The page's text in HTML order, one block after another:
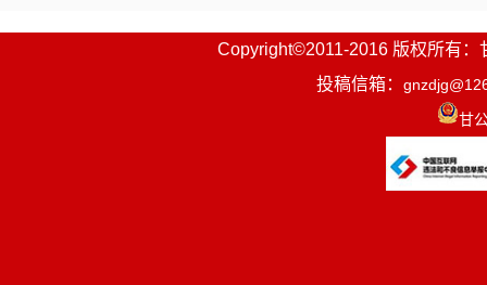
Copyright©2011-2016 版权所有：
投稿信箱：
甘